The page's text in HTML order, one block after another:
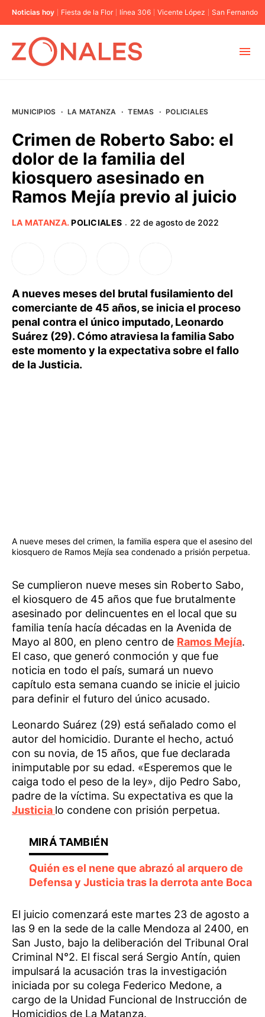
Noticias hoy Fiesta de la Flor línea 306 Vicente López San Fernando
BUENOS AIRES
PROVINCIAS
MUNICIPIOS · LA MATANZA · TEMAS · POLICIALES
Crimen de Roberto Sabo: el
dolor de la familia del
kiosquero asesinado en
Ramos Mejía previo al juicio
LA MATANZA.POLICIALES · 22 de agosto de 2022
A nueves meses del brutal fusilamiento del
comerciante de 45 años, se inicia el proceso
penal contra el único imputado, Leonardo
Suárez (29). Cómo atraviesa la familia Sabo
este momento y la expectativa sobre el fallo
de la Justicia.
A nueve meses del crimen, la familia espera que el asesino del
kiosquero de Ramos Mejía sea condenado a prisión perpetua.
Se cumplieron nueve meses sin Roberto Sabo,
el kiosquero de 45 años que fue brutalmente
asesinado por delincuentes en el local que su
familia tenía hacía décadas en la Avenida de
Mayo al 800, en pleno centro de Ramos Mejía.
El caso, que generó conmoción y que fue
noticia en todo el país, sumará un nuevo
capítulo esta semana cuando se inicie el juicio
para definir el futuro del único acusado.
Leonardo Suárez (29) está señalado como el
autor del homicidio. Durante el hecho, actuó
con su novia, de 15 años, que fue declarada
inimputable por su edad. «Esperemos que le
caiga todo el peso de la ley», dijo Pedro Sabo,
padre de la víctima. Su expectativa es que la
Justicia lo condene con prisión perpetua.
Quién es el nene que abrazó al arquero de
Defensa y Justicia tras la derrota ante Boca
El juicio comenzará este martes 23 de agosto a
las 9 en la sede de la calle Mendoza al 2400, en
San Justo, bajo la deliberación del Tribunal Oral
Criminal N°2. El fiscal será Sergio Antín, quien
impulsará la acusación tras la investigación
iniciada por su colega Federico Medone, a
cargo de la Unidad Funcional de Instrucción de
Homicidios de La Matanza.